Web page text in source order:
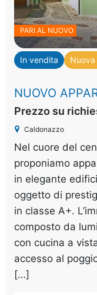
PARI AL NUOVO
In vendita
Prezzo su
Caldonazzo
Nel cuore del
proponiamo
in elegante
oggetto di
in classe A+.
composto da
con cucina a
accesso al
[…]